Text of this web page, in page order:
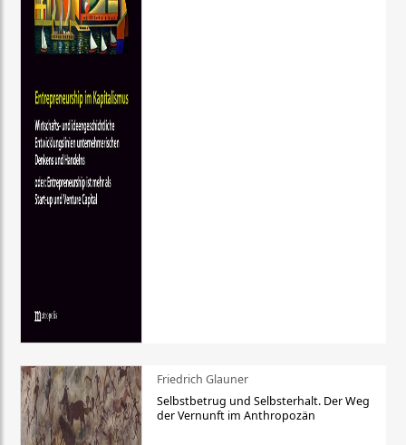
Friedrich Glauner
Selbstbetrug und Selbsterhalt. Der Weg
der Vernunft im Anthropozän